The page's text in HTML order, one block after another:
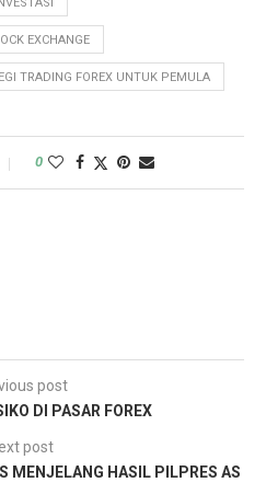
EXCHANGE
TRADING FOREX UNTUK PEMULA
0
post
DI PASAR FOREX
post
MENJELANG HASIL PILPRES AS